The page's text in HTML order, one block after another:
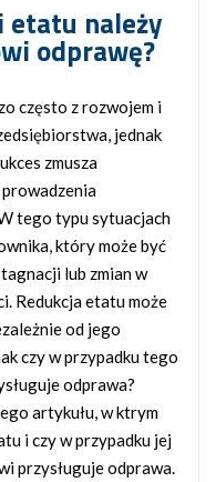
etatu należy
odprawę?
często z rozwojem i
jednak
zmusza
tego typu sytuacjach
który może być
lub zmian w
Redukcja etatu może
od jego
czy w przypadku tego
odprawa?
artykułu, w ktrym
i czy w przypadku jej
przysługuje odprawa.